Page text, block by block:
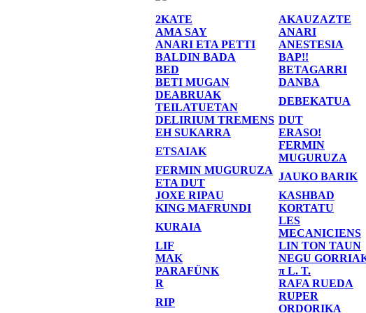
2KATE
AKAUZAZTE
AMA SAY
ANARI
ANARI ETA PETTI
ANESTESIA
BALDIN BADA
BAP!!
BED
BETAGARRI
BETI MUGAN
DANBA
DEABRUAK
TEILATUETAN
DEBEKATUA
DELIRIUM TREMENS DUT
EH SUKARRA
ERASO!
ETSAIAK
FERMIN
MUGURUZA
FERMIN MUGURUZA
ETA DUT
JAUKO BARIK
JOXE RIPAU
KASHBAD
KING MAFRUNDI
KORTATU
KURAIA
LES
MECANICIENS
LIF
LIN TON TAUN
MAK
NEGU
PARAFÜNK
π L. T.
R
RAFA RUEDA
RIP
RUPER
ORDORIKA